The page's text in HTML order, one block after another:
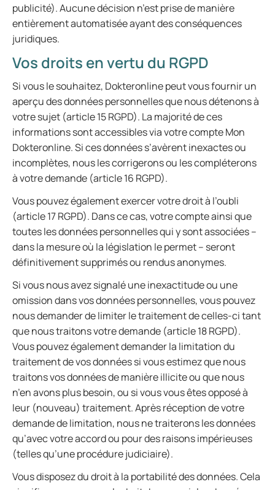
publicité). Aucune décision n’est prise de manière
entièrement automatisée ayant des conséquences
juridiques.
Vos droits en vertu du RGPD
Si vous le souhaitez, Dokteronline peut vous fournir un
aperçu des données personnelles que nous détenons à
votre sujet (article 15 RGPD). La majorité de ces
informations sont accessibles via votre compte Mon
Dokteronline. Si ces données s’avèrent inexactes ou
incomplètes, nous les corrigerons ou les compléterons
à votre demande (article 16 RGPD).
Vous pouvez également exercer votre droit à l’oubli
(article 17 RGPD). Dans ce cas, votre compte ainsi que
toutes les données personnelles qui y sont associées –
dans la mesure où la législation le permet – seront
définitivement supprimés ou rendus anonymes.
Si vous nous avez signalé une inexactitude ou une
omission dans vos données personnelles, vous pouvez
nous demander de limiter le traitement de celles-ci tant
que nous traitons votre demande (article 18 RGPD).
Vous pouvez également demander la limitation du
traitement de vos données si vous estimez que nous
traitons vos données de manière illicite ou que nous
n’en avons plus besoin, ou si vous vous êtes opposé à
leur (nouveau) traitement. Après réception de votre
demande de limitation, nous ne traiterons les données
qu’avec votre accord ou pour des raisons impérieuses
(telles qu’une procédure judiciaire).
Vous disposez du droit à la portabilité des données. Cela